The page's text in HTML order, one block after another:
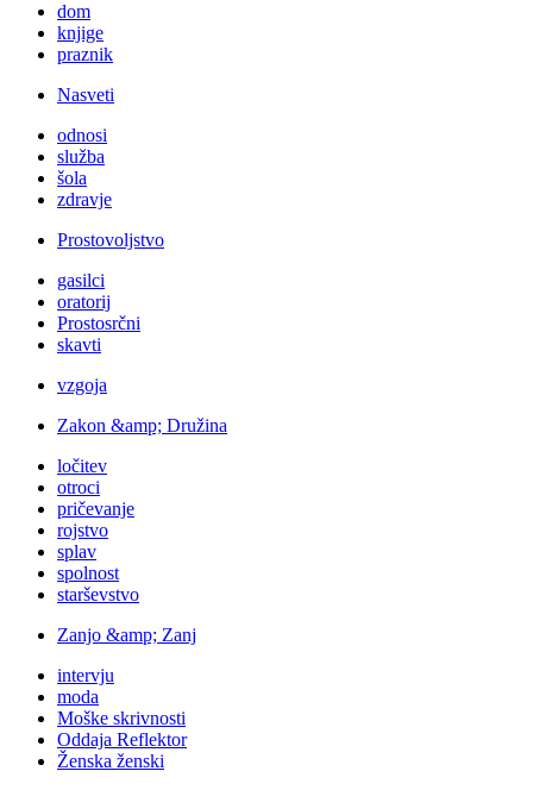
dom
knjige
praznik
Nasveti
odnosi
služba
šola
zdravje
Prostovoljstvo
gasilci
oratorij
Prostosrčni
skavti
vzgoja
Zakon &amp; Družina
ločitev
otroci
pričevanje
rojstvo
splav
spolnost
starševstvo
Zanjo &amp; Zanj
intervju
moda
Moške skrivnosti
Oddaja Reflektor
Ženska ženski